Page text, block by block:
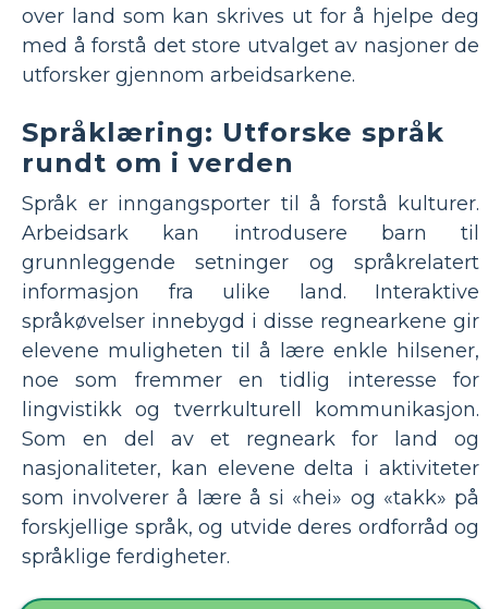
over land som kan skrives ut for å hjelpe deg
med å forstå det store utvalget av nasjoner de
utforsker gjennom arbeidsarkene.
Språklæring: Utforske språk
rundt om i verden
Språk er inngangsporter til å forstå kulturer.
Arbeidsark kan introdusere barn til
grunnleggende setninger og språkrelatert
informasjon fra ulike land. Interaktive
språkøvelser innebygd i disse regnearkene gir
elevene muligheten til å lære enkle hilsener,
noe som fremmer en tidlig interesse for
lingvistikk og tverrkulturell kommunikasjon.
Som en del av et regneark for land og
nasjonaliteter, kan elevene delta i aktiviteter
som involverer å lære å si «hei» og «takk» på
forskjellige språk, og utvide deres ordforråd og
språklige ferdigheter.